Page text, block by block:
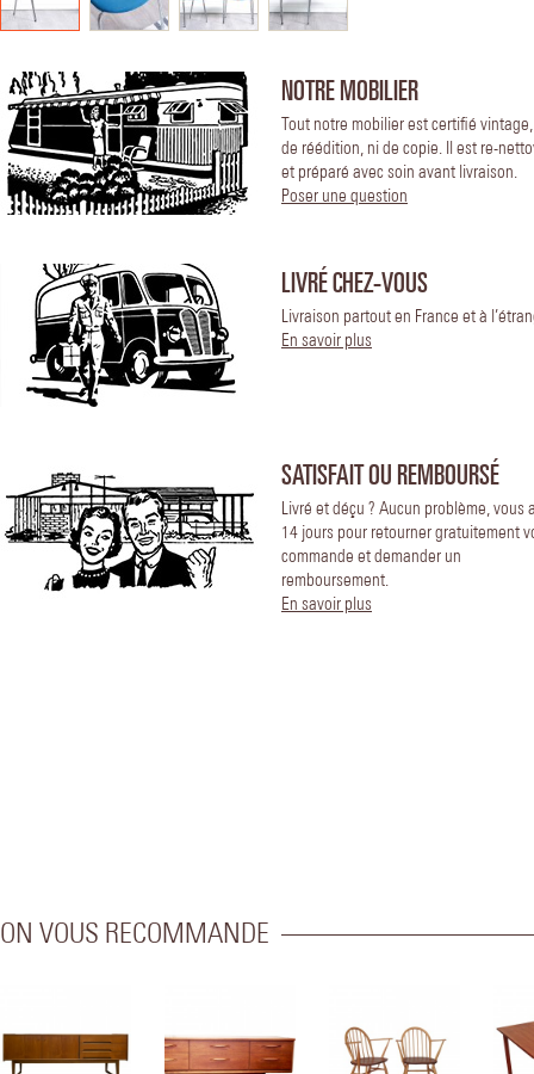
NOTRE MOBILIER
Tout notre mobilier est certifié
de réédition, ni de copie. Il est re-
et préparé avec soin avant livraison.
Poser une question
LIVRÉ CHEZ-VOUS
Livraison partout en France et à
En savoir plus
SATISFAIT OU REMBOURSÉ
Livré et déçu ? Aucun problème, vous
14 jours pour retourner gratuitement
commande et demander un
remboursement.
En savoir plus
ON VOUS RECOMMANDE